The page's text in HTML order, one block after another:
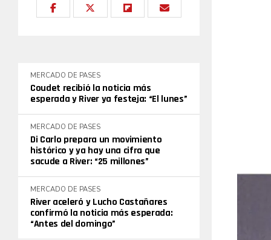
MERCADO DE PASES
Coudet recibió la noticia más
esperada y River ya festeja: “El lunes”
MERCADO DE PASES
Di Carlo prepara un movimiento
histórico y ya hay una cifra que
sacude a River: “25 millones”
MERCADO DE PASES
River aceleró y Lucho Castañares
confirmó la noticia más esperada:
“Antes del domingo”